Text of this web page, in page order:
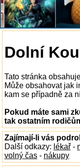
Dolní
Tato stránka
Může obsahovat jak
kam se případně za
Pokud máte sami
tak ostatním
Zajímají-li vás
Další odkazy: lékař -
volný čas - nákupy